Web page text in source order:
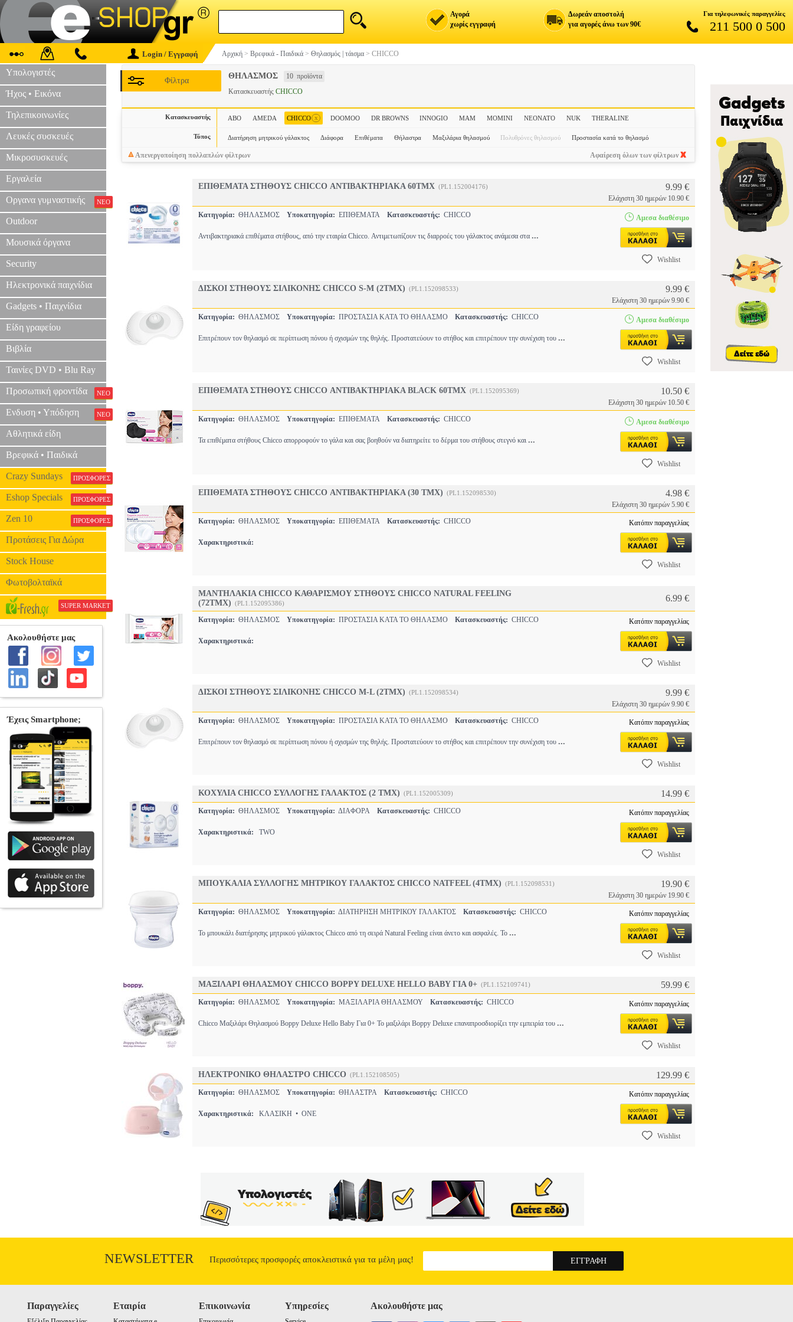
Αγορά
χωρίς εγγραφή
Δωρεάν αποστολή
για αγορές άνω των 90€
Για τηλεφωνικές παραγγελίες
211 500 0 500
Login / Εγγραφή Αρχική > Βρεφικά - Παιδικά > Θηλασμός | τάισμα > CHICCO
Υπολογιστές
Ήχος • Εικόνα
Τηλεπικοινωνίες
Λευκές συσκευές
Μικροσυσκευές
Εργαλεία
Οργανα γυμναστικής ΝΕΟ
Outdoor
Μουσικά όργανα
Security
Ηλεκτρονικά παιχνίδια
Gadgets • Παιχνίδια
Είδη γραφείου
Βιβλία
Ταινίες DVD • Blu Ray
Προσωπική φροντίδα ΝΕΟ
Ενδυση • Υπόδηση ΝΕΟ
Αθλητικά είδη
Βρεφικά • Παιδικά
Crazy Sundays ΠΡΟΣΦΟΡΕΣ
Eshop Specials ΠΡΟΣΦΟΡΕΣ
Zen 10 ΠΡΟΣΦΟΡΕΣ
Προτάσεις Για Δώρα
Stock House
Φωτοβολταϊκά
SUPER MARKET
ΘΗΛΑΣΜΟΣ 10 προϊόντα
Φίλτρα
Κατασκευαστής CHICCO
Κατασκευαστής ABO AMEDA CHICCO x DOOMOO DR BROWNS INNOGIO MAM MOMINI NEONATO NUK THERALINE
Τύπος Διατήρηση μητρικού γάλακτος Διάφορα Επιθέματα Θήλαστρα Μαξιλάρια θηλασμού Πολυθρόνες θηλασμού Προστασία κατά το θηλασμό
Απενεργοποίηση πολλαπλών φίλτρων Αφαίρεση όλων των φίλτρων
EΠIΘΕΜΑΤΑ ΣTHΘOYΣ CHICCO ΑΝΤΙΒΑΚΤΗΡΙΑΚΑ 60TMX (PL1.152004176) 9.99 €
Ελάχιστη 30 ημερών 10.90 €
Κατηγορία: ΘΗΛΑΣΜΟΣ Υποκατηγορία: ΕΠΙΘΕΜΑΤΑ Κατασκευαστής: CHICCO
Αντιβακτηριακά επιθέματα στήθους, από την εταιρία Chicco. Αντιμετωπίζουν τις διαρροές του γάλακτος ανάμεσα στα ...
Αμεσα διαθέσιμο
Wishlist
ΔΙΣΚΟΙ ΣΤΗΘΟΥΣ ΣΙΛΙΚΟΝΗΣ CHICCO S-M (2ΤΜΧ) (PL1.152098533) 9.99 €
Ελάχιστη 30 ημερών 9.90 €
Κατηγορία: ΘΗΛΑΣΜΟΣ Υποκατηγορία: ΠΡΟΣΤΑΣΙΑ ΚΑΤΑ ΤΟ ΘΗΛΑΣΜΟ Κατασκευαστής: CHICCO
Επιτρέπουν τον θηλασμό σε περίπτωση πόνου ή σχισμών της θηλής. Προστατεύουν το στήθος και επιτρέπουν την συνέχιση του ...
Αμεσα διαθέσιμο
Wishlist
EΠIΘΕΜΑΤΑ ΣTHΘOYΣ CHICCO ΑΝΤΙΒΑΚΤΗΡΙΑΚΑ BLACK 60TMX (PL1.152095369) 10.50 €
Ελάχιστη 30 ημερών 10.50 €
Κατηγορία: ΘΗΛΑΣΜΟΣ Υποκατηγορία: ΕΠΙΘΕΜΑΤΑ Κατασκευαστής: CHICCO
Τα επιθέματα στήθους Chicco απορροφούν το γάλα και σας βοηθούν να διατηρείτε το δέρμα του στήθους στεγνό και ...
Αμεσα διαθέσιμο
Wishlist
ΕΠΙΘΕΜΑΤΑ ΣTHΘOYΣ CHICCO ΑΝΤΙΒΑΚΤΗΡΙΑΚΑ (30 ΤΜΧ) (PL1.152098530) 4.98 €
Ελάχιστη 30 ημερών 5.90 €
Κατηγορία: ΘΗΛΑΣΜΟΣ Υποκατηγορία: ΕΠΙΘΕΜΑΤΑ Κατασκευαστής: CHICCO
Χαρακτηριστικά:
Κατόπιν παραγγελίας
Wishlist
ΜΑΝΤΗΛΑΚΙΑ CHICCO ΚΑΘΑΡΙΣΜΟΥ ΣΤΗΘΟΥΣ CHICCO NATURAL FEELING
(72ΤΜΧ) (PL1.152095386) 6.99 €
Κατηγορία: ΘΗΛΑΣΜΟΣ Υποκατηγορία: ΠΡΟΣΤΑΣΙΑ ΚΑΤΑ ΤΟ ΘΗΛΑΣΜΟ Κατασκευαστής: CHICCO
Χαρακτηριστικά:
Κατόπιν παραγγελίας
Wishlist
ΔΙΣΚΟΙ ΣΤΗΘΟΥΣ ΣΙΛΙΚΟΝΗΣ CHICCO M-L (2ΤΜΧ) (PL1.152098534) 9.99 €
Ελάχιστη 30 ημερών 9.90 €
Κατηγορία: ΘΗΛΑΣΜΟΣ Υποκατηγορία: ΠΡΟΣΤΑΣΙΑ ΚΑΤΑ ΤΟ ΘΗΛΑΣΜΟ Κατασκευαστής: CHICCO
Επιτρέπουν τον θηλασμό σε περίπτωση πόνου ή σχισμών της θηλής. Προστατεύουν το στήθος και επιτρέπουν την συνέχιση του ...
Κατόπιν παραγγελίας
Wishlist
ΚΟΧΥΛΙΑ CHICCO ΣΥΛΛΟΓΗΣ ΓΑΛΑΚΤΟΣ (2 ΤΜΧ) (PL1.152005309) 14.99 €
Κατηγορία: ΘΗΛΑΣΜΟΣ Υποκατηγορία: ΔΙΑΦΟΡΑ Κατασκευαστής: CHICCO
Χαρακτηριστικά: TWO
Κατόπιν παραγγελίας
Wishlist
ΜΠΟΥΚΑΛΙΑ ΣΥΛΛΟΓΗΣ ΜΗΤΡΙΚΟΥ ΓΑΛΑΚΤΟΣ CHICCO ΝΑΤFEEL (4ΤΜΧ) (PL1.152098531) 19.90 €
Ελάχιστη 30 ημερών 19.90 €
Κατηγορία: ΘΗΛΑΣΜΟΣ Υποκατηγορία: ΔΙΑΤΗΡΗΣΗ ΜΗΤΡΙΚΟΥ ΓΑΛΑΚΤΟΣ Κατασκευαστής: CHICCO
Το μπουκάλι διατήρησης μητρικού γάλακτος Chicco από τη σειρά Natural Feeling είναι άνετο και ασφαλές. Το ...
Κατόπιν παραγγελίας
Wishlist
ΜΑΞΙΛΑΡΙ ΘΗΛΑΣΜΟΥ CHICCO BOPPY DELUXE HELLO BABY ΓΙΑ 0+ (PL1.152109741) 59.99 €
Κατηγορία: ΘΗΛΑΣΜΟΣ Υποκατηγορία: ΜΑΞΙΛΑΡΙΑ ΘΗΛΑΣΜΟΥ Κατασκευαστής: CHICCO
Chicco Μαξιλάρι Θηλασμού Boppy Deluxe Hello Baby Για 0+ Το μαξιλάρι Boppy Deluxe επαναπροσδιορίζει την εμπειρία του ...
Κατόπιν παραγγελίας
Wishlist
ΗΛΕΚΤΡΟΝΙΚΟ ΘΗΛΑΣΤΡΟ CHICCO (PL1.152108505) 129.99 €
Κατηγορία: ΘΗΛΑΣΜΟΣ Υποκατηγορία: ΘΗΛΑΣΤΡΑ Κατασκευαστής: CHICCO
Χαρακτηριστικά: ΚΛΑΣΙΚΗ • ONE
Κατόπιν παραγγελίας
Wishlist
NEWSLETTER Περισσότερες προσφορές αποκλειστικά για τα μέλη μας!
Παραγγελίες Εταιρία Επικοινωνία Υπηρεσίες Ακολουθήστε μας